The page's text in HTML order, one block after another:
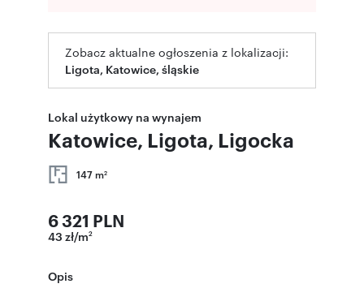
Zobacz aktualne ogłoszenia z lokalizacji:
Ligota, Katowice, śląskie
Lokal użytkowy na wynajem
Katowice, Ligota, Ligocka
147 m2
6 321 PLN
43 zł/m2
Opis